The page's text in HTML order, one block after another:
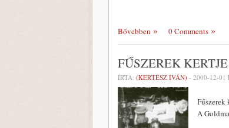
Bővebben 0 Comments
FŰSZEREK
ÍRTA: (KERTÉSZ IVÁN) - 2000-12-01
Fűszerek
A